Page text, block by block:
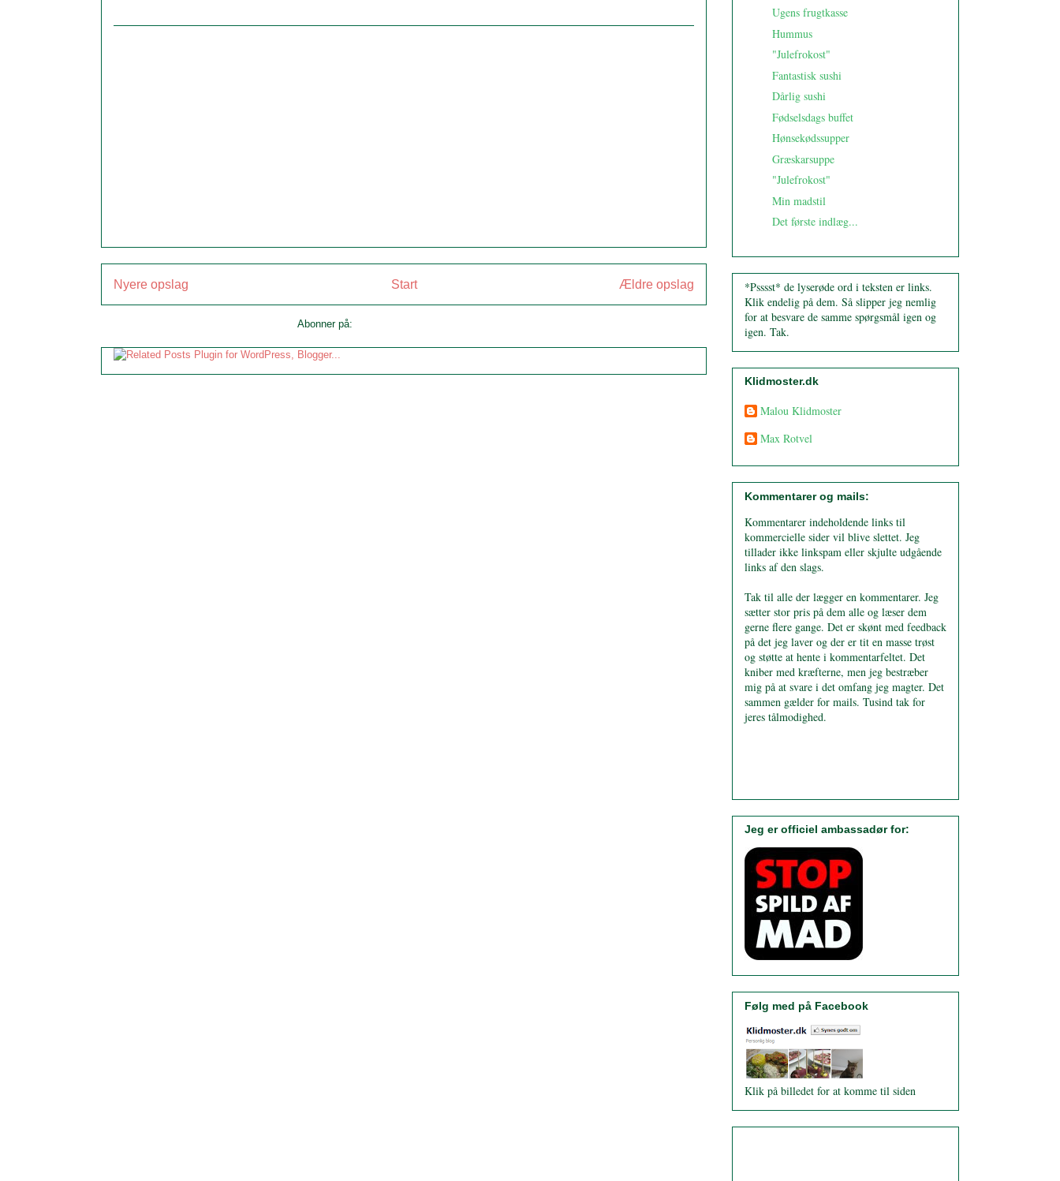
Nyere opslag Ældre opslag
Start
Abonner på:
Ugens frugtkasse
Hummus
"Julefrokost"
Fantastisk sushi
Dårlig sushi
Fødselsdags buffet
Hønsekødssupper
Græskarsuppe
"Julefrokost"
Min madstil
Det første indlæg...
*Psssst* de lyserøde ord i teksten er links.
Klik endelig på dem. Så slipper jeg nemlig
for at besvare de samme spørgsmål igen og
igen. Tak.
Klidmoster.dk
Malou Klidmoster
Max Rotvel
Kommentarer og mails:
Kommentarer indeholdende links til
kommercielle sider vil blive slettet. Jeg
tillader ikke linkspam eller skjulte udgående
links af den slags.
Tak til alle der lægger en kommentarer. Jeg
sætter stor pris på dem alle og læser dem
gerne flere gange. Det er skønt med feedback
på det jeg laver og der er tit en masse trøst
og støtte at hente i kommentarfeltet. Det
kniber med kræfterne, men jeg bestræber
mig på at svare i det omfang jeg magter. Det
sammen gælder for mails. Tusind tak for
jeres tålmodighed.
Jeg er officiel ambassadør for:
Følg med på Facebook
Klik på billedet for at komme til siden